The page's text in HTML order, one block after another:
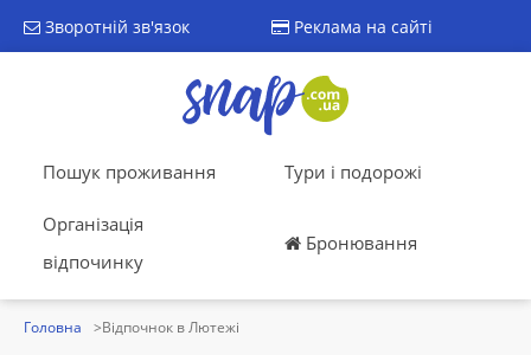
Зворотній зв'язок Реклама на сайті
Пошук проживання Тури і подорожі
Організація
відпочинку
Бронювання
Головна Відпочнок в Лютежі